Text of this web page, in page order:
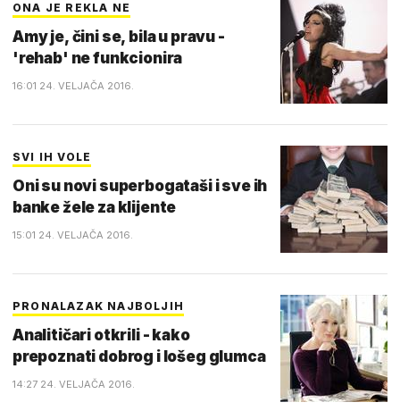
ONA JE REKLA NE
Amy je, čini se, bila u pravu -
'rehab' ne funkcionira
16:01 24. VELJAČA 2016.
SVI IH VOLE
Oni su novi superbogataši i sve ih
banke žele za klijente
15:01 24. VELJAČA 2016.
PRONALAZAK NAJBOLJIH
Analitičari otkrili - kako
prepoznati dobrog i lošeg glumca
14:27 24. VELJAČA 2016.